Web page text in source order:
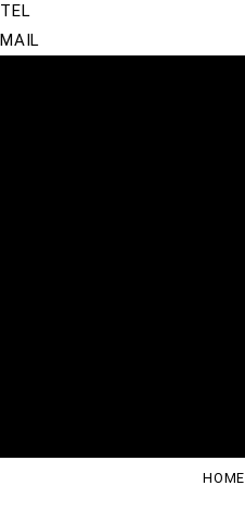
TEL
MAIL
HOME